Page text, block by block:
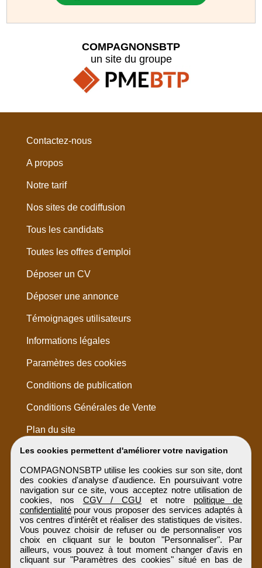
Les cookies permettent d'améliorer votre navigation
COMPAGNONSBTP utilise les cookies sur son site, dont
des cookies d'analyse d'audience. En poursuivant votre
navigation sur ce site, vous acceptez notre utilisation de
cookies, nos CGV / CGU et notre politique de
confidentialitépour vous proposer des services adaptés à
vos centres d'intérêt et réaliser des statistiques de visites.
Vous pouvez choisir de refuser ou de personnaliser vos
choix en cliquant sur le bouton "Personnaliser". Par
ailleurs, vous pouvez à tout moment changer d'avis en
cliquant sur "Paramètres des cookies" situé en bas de
COMPAGNONSBTP
un site du groupe
Contactez-nous
A propos
Notre tarif
Nos sites de codiffusion
Tous les candidats
Toutes les offres d'emploi
Déposer un CV
Déposer une annonce
Témoignages utilisateurs
Informations légales
Paramètres des cookies
Conditions de publication
Conditions Générales de Vente
Plan du site